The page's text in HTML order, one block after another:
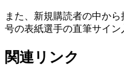
また、新規購読者の中か
号の表紙選手の直筆サイン
関連リンク